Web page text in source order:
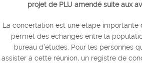
projet de PLU amendé suite aux
La concertation est une étape importante
permet des échanges entre la
bureau d’études. Pour les personnes
assister à cette réunion, un registre de